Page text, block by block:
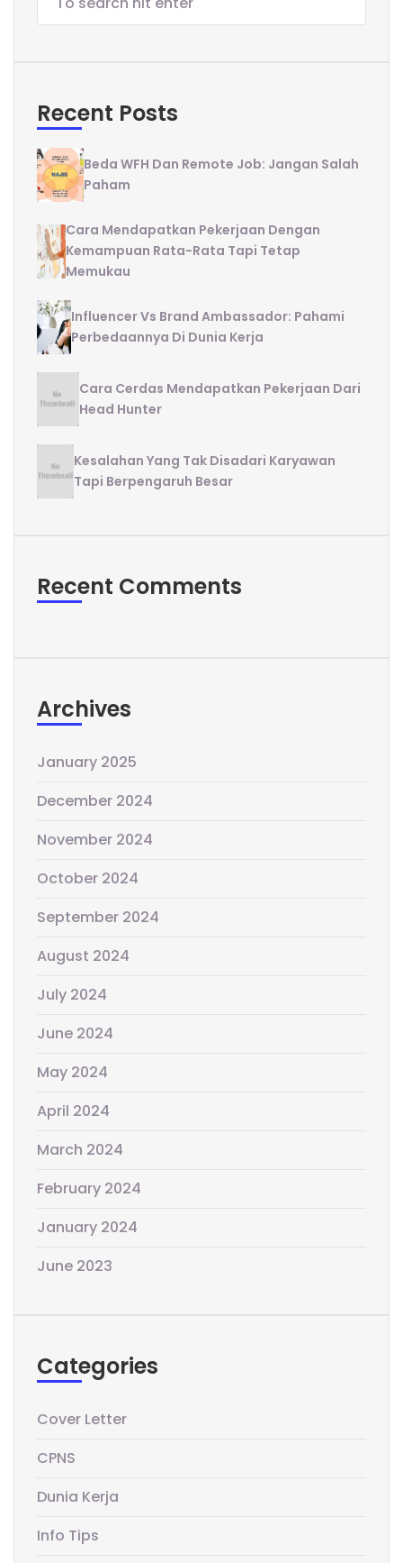
Recent Posts
Beda WFH Dan Remote Job: Jangan Salah
Paham
Cara Mendapatkan Pekerjaan Dengan
Kemampuan Rata-Rata Tapi Tetap
Memukau
Influencer Vs Brand Ambassador: Pahami
Perbedaannya Di Dunia Kerja
Cara Cerdas Mendapatkan Pekerjaan Dari
Head Hunter
Kesalahan Yang Tak Disadari Karyawan
Tapi Berpengaruh Besar
Recent Comments
Archives
January 2025
December 2024
November 2024
October 2024
September 2024
August 2024
July 2024
June 2024
May 2024
April 2024
March 2024
February 2024
January 2024
June 2023
Categories
Cover Letter
CPNS
Dunia Kerja
Info Tips